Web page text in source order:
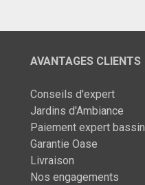
AVANTAGES CLIENTS
Conseils d'expert
Jardins d'Ambiance
Paiement expert bassin
Garantie Oase
Livraison
Nos engagements